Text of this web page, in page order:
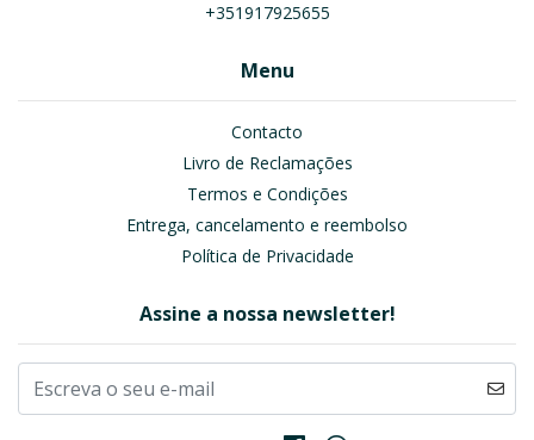
+351917925655
Menu
Contacto
Livro de Reclamações
Termos e Condições
Entrega, cancelamento e reembolso
Política de Privacidade
Assine a nossa newsletter!